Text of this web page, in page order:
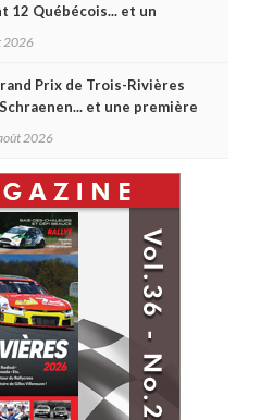
12 Québécois... et un
2026
Prix de Trois-Rivières
et une première
2026